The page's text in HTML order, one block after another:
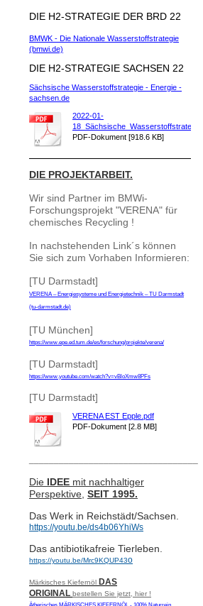
DIE H2-STRATEGIE DER BRD 22
BMWK - Die Nationale Wasserstoffstrategie
(bmwi.de)
DIE H2-STRATEGIE SACHSEN 22
Sächsische Wasserstoffstrategie - Energie -
sachsen.de
2022-01-
18_Sächsische_Wasserstoffstrateg[...]
PDF-Dokument [918.6 KB]
DIE PROJEKTARBEIT.
Wir sind Partner im BMWi-
Forschungsprojekt "VERENA" für
chemisches Recycling !
In nachstehenden Link´s können
Sie sich zum Vorhaben Informieren:
[TU Darmstadt]
VERENA – Energiesysteme und Energietechnik – TU Darmstadt
(tu-darmstadt.de)
[TU München]
https://www.epe.ed.tum.de/es/forschung/projekte/verena/
[TU Darmstadt]
https://www.youtube.com/watch?v=vBloXmw8PFs
[TU Darmstadt]
VERENA EST Epple.pdf
PDF-Dokument [2.8 MB]
Die IDEE mit nachhaltiger
Perspektive, SEIT 1995.
Das Werk in Reichstädt/Sachsen.
https://youtu.be/ds4b06YhiWs
Das antibiotikafreie Tierleben.
https://youtu.be/Mrc9KQUP43o
Märkisches Kiefernöl DAS
ORIGINAL bestellen Sie jetzt, hier !
Ätherisches MÄRKISCHES KIEFERNÖL - 100% Naturrein